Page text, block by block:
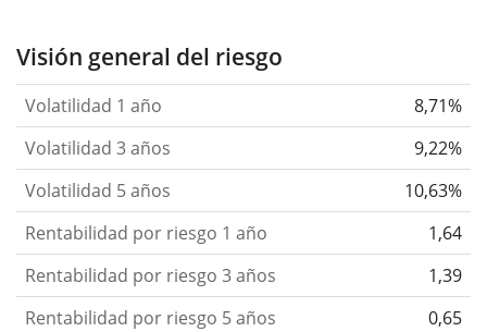
Visión general del riesgo
Volatilidad 1 año
8,71%
Volatilidad 3 años
9,22%
Volatilidad 5 años
10,63%
Rentabilidad por riesgo 1 año
1,64
Rentabilidad por riesgo 3 años
1,39
Rentabilidad por riesgo 5 años
0,65